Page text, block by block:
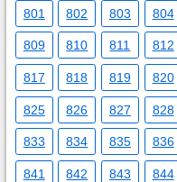
801 802 803 804
809 810 811 812
817 818 819 820
825 826 827 828
833 834 835 836
841 842 843 844